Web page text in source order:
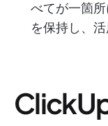
べてが一箇
を保持し、